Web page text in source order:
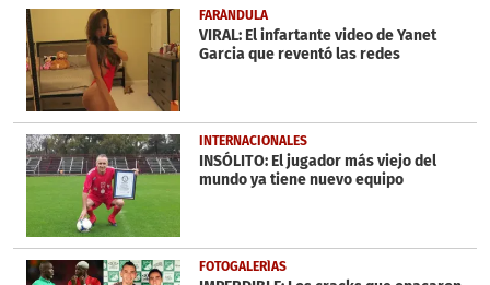
50
seconds
FARÁNDULA
VIRAL: El infartante video de Yanet
Garcia que reventó las redes
INTERNACIONALES
INSÓLITO: El jugador más viejo del
mundo ya tiene nuevo equipo
FOTOGALERÍAS